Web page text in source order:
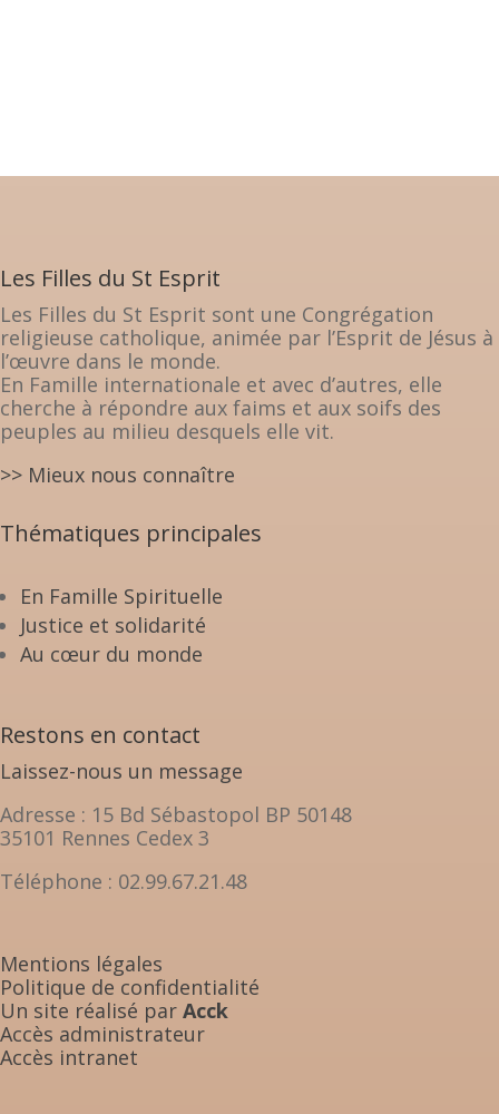
Les Filles du St Esprit
Les Filles du St Esprit sont une Congrégation
religieuse catholique, animée par l’Esprit de Jésus à
l’œuvre dans le monde.
En Famille internationale et avec d’autres, elle
cherche à répondre aux faims et aux soifs des
peuples au milieu desquels elle vit.
>> Mieux nous connaître
Thématiques principales
En Famille Spirituelle
Justice et solidarité
Au cœur du monde
Restons en contact
Laissez-nous un message
Adresse : 15 Bd Sébastopol BP 50148
35101 Rennes Cedex 3
Téléphone : 02.99.67.21.48
Mentions légales
Politique de confidentialité
Un site réalisé par Acck
Accès administrateur
Accès intranet